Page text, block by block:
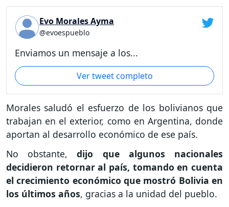
Evo Morales Ayma
@evoespueblo
Enviamos un mensaje a los...
Ver tweet completo
Morales saludó el esfuerzo de los bolivianos que
trabajan en el exterior, como en Argentina, donde
aportan al desarrollo económico de ese país.
No obstante, dijo que algunos nacionales
decidieron retornar al país, tomando en cuenta
el crecimiento económico que mostró Bolivia en
los últimos años, gracias a la unidad del pueblo.